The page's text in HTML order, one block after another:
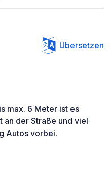
Übersetzen
max. 6 Meter ist es
an der Straße und viel
Autos vorbei.